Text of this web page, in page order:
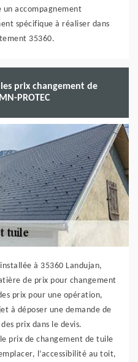
accompagnement
spécifique à réaliser dans
35360.
prix changement de
PROTEC
à 35360 Landujan,
de prix pour changement
prix pour une opération,
à déposer une demande de
prix dans le devis.
prix de changement de tuile
l’accessibilité au toit,